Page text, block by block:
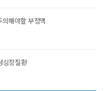
해야할 부정맥
심장질환